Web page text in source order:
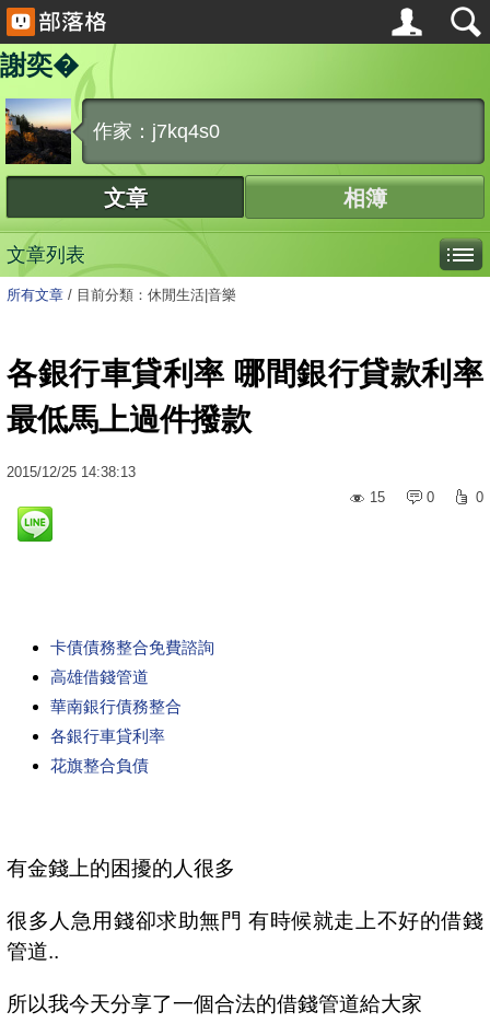
謝奕�
作家：j7kq4s0
文章 相簿
文章列表
所有文章 / 目前分類：休閒生活|音樂
各銀行車貸利率 哪間銀行貸款利率
最低馬上過件撥款
2015/12/25 14:38:13
15
0 0
卡債債務整合免費諮詢
高雄借錢管道
華南銀行債務整合
各銀行車貸利率
花旗整合負債
有金錢上的困擾的人很多
很多人急用錢卻求助無門 有時候就走上不好的借錢
管道..
所以我今天分享了一個合法的借錢管道給大家